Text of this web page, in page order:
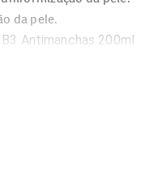
da pele.
Antimanchas 200ml